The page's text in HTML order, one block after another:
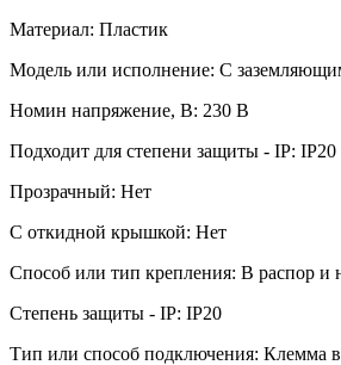
Материал: Пластик
Модель или исполнение: С
Номин напряжение, В: 230 В
Подходит для степени защиты - IP: IP20
Прозрачный: Нет
С откидной крышкой: Нет
Способ или тип крепления: В распор и
Степень защиты - IP: IP20
Тип или способ подключения: Клемма